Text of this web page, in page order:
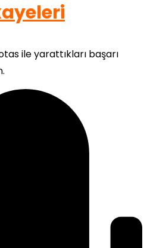
ile yarattıkları başarı